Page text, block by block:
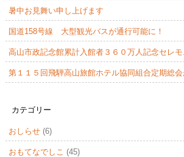
暑中お見舞い申し上げます
国道158号線 大型観光バスが通行可能に！
高山市政記念館累計入館者３６０万人記念セレモ
第１１５回飛騨高山旅館ホテル協同組合定期総会
カテゴリー
おしらせ(6)
おもてなでしこ (45)